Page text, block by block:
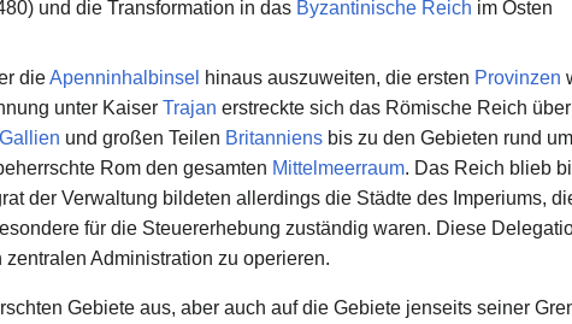
und die Transformation in das Byzantinische Reich im Osten
dieApenninhalbinsel hinaus auszuweiten, die ersten Provinzen
unter Kaiser Trajan erstreckte sich das Römische Reich über
Gallien und großen Teilen Britanniens bis zu den Gebieten rund
Rom den gesamten Mittelmeerraum. Das Reich blieb
der Verwaltung bildeten allerdings die Städte des Imperiums,
für die Steuererhebung zuständig waren. Diese
Administration zu operieren.
Gebiete aus, aber auch auf die Gebiete jenseits seiner